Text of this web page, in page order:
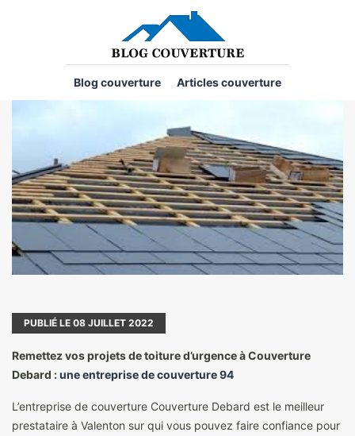
Blog couverture Articles couverture
PUBLIÉ LE 08 JUILLET 2022
Remettez vos projets de toiture d’urgence à Couverture
Debard :une entreprise de couverture 94
L’entreprise de couverture Couverture Debard est le meilleur
prestataire à Valenton sur qui vous pouvez faire confiance pour